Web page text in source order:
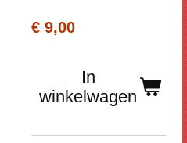
€ 9,00
In
winkelwagen